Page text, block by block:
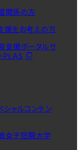
関係の方
援をお考えの方
支援ポータルサ
PLAS
シャルコンテン
女子短期大学